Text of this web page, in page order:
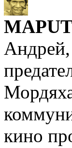
Андрей,
кино